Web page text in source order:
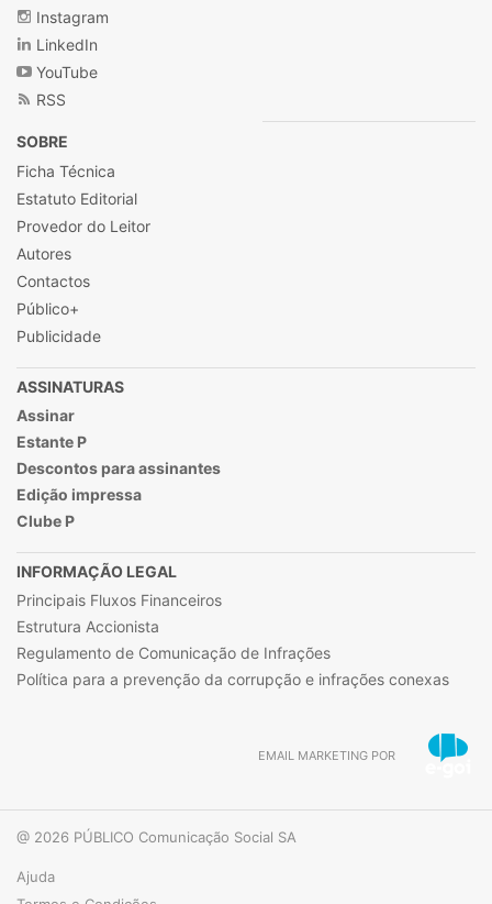
Instagram
LinkedIn
YouTube
RSS
SOBRE
Ficha Técnica
Estatuto Editorial
Provedor do Leitor
Autores
Contactos
Público+
Publicidade
ASSINATURAS
Assinar
Estante P
Descontos para assinantes
Edição impressa
Clube P
INFORMAÇÃO LEGAL
Principais Fluxos Financeiros
Estrutura Accionista
Regulamento de Comunicação de Infrações
Política para a prevenção da corrupção e infrações conexas
EMAIL MARKETING POR
@ 2026 PÚBLICO Comunicação Social SA
Ajuda